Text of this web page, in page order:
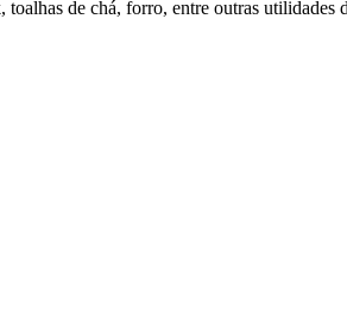
de chá, forro, entre outras utilidades